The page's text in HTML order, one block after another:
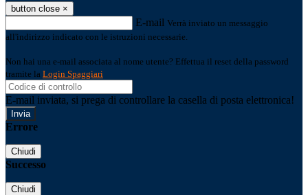
button close ×
E-mail Verrà inviato un messaggio
all'indirizzo indicato con le istruzioni necessarie.
Non hai una e-mail associata al nome utente? Effettua il reset della password
tramite la Login Spaggiari
E-mail inviata, si prega di controllare la casella di posta elettronica!
Errore
Chiudi
Successo
Chiudi